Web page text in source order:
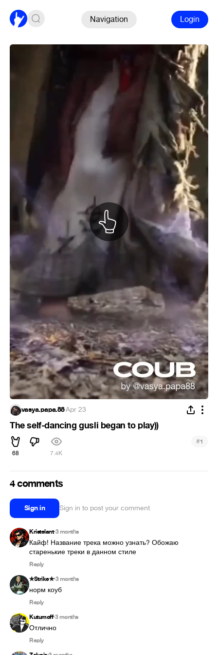
Navigation Login
vasya.papa.88·Apr 23
The self-dancing gusli began to play))
68 7.4K
#1
4 comments
Sign in Sign in to post your comment
Kristelant•3 months
Кайф! Название трека можно узнать? Обожаю
старенькие треки в данном стиле
Reply
✮︎Strike✮︎•3 months
норм коуб
Reply
Kutumoff•3 months
Отлично
Reply